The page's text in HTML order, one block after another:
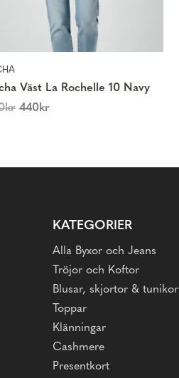
Väst La Rochelle 10 Navy
kr 440kr
KATEGORIER
Alla Byxor och Jeans
Tröjor och Koftor
Blusar, skjortor & tunikor
Toppar
Klänningar
Cashmere
Presentkort